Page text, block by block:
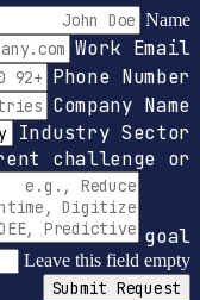
Name
Work Email
Phone Number
Company Name
Industry Sector
challenge or
goal
Leave this field empty
Submit Request